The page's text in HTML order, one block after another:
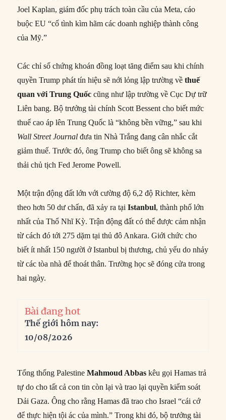
Joel Kaplan, giám đốc phụ trách toàn cầu của Meta, cáo
buộc EU “cố tình kìm hãm các doanh nghiệp thành công
của Mỹ.”
Các chỉ số chứng khoán đồng loạt tăng điểm sau khi chính
quyền Trump phát tín hiệu sẽ nới lỏng lập trường vềthuế
quan với Trung Quốc cũng như lập trường về Cục Dự trữ
Liên bang. Bộ trưởng tài chính Scott Bessent cho biết mức
thuế cao áp lên Trung Quốc là “không bền vững,” sau khi
Wall Street Journal đưa tin Nhà Trắng đang cân nhắc cắt
giảm thuế. Trước đó, ông Trump cho biết ông sẽ không sa
thải chủ tịch Fed Jerome Powell.
Một trận động đất lớn với cường độ 6,2 độ Richter, kèm
theo hơn 50 dư chấn, đã xảy ra tạiIstanbul, thành phố lớn
nhất của Thổ Nhĩ Kỳ. Trận động đất có thể được cảm nhận
từ cách đó tới 275 dặm tại thủ đô Ankara. Giới chức cho
biết ít nhất 150 người ở Istanbul bị thương, chủ yếu do nhảy
từ các tòa nhà để thoát thân. Trường học sẽ đóng cửa trong
hai ngày.
Bài đang hot
Thế giới hôm nay:
10/08/2026
Tổng thống PalestineMahmoud Abbas kêu gọi Hamas trả
tự do cho tất cả con tin còn lại và trao lại quyền kiểm soát
Dải Gaza. Ông cho rằng Hamas đã trao cho Israel “cái cớ
để thực hiện tội ác của mình.” Trong khi đó, bộ trưởng tài